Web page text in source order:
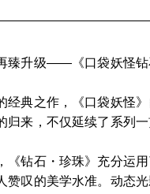
臻升级——《口袋妖怪钻
经典之作，《口袋妖怪
归来，不仅延续了系列
《钻石・珍珠》充分运
赞叹的美学水准。动态